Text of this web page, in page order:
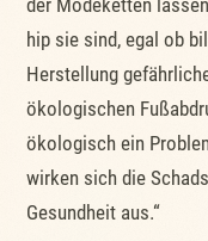
der Modeketten
hip sie sind, egal ob
Herstellung
ökologischen
ökologisch ein
wirken sich die
Gesundheit aus.“